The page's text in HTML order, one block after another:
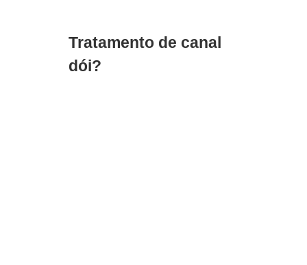
Tratamento de canal
dói?